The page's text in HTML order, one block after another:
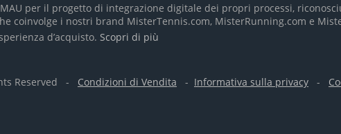
per il progetto di integrazione digitale dei propri processi,
coinvolge i nostri brand MisterTennis.com, MisterRunning.com e
d’acquisto. Scopri di più
Reserved - Condizioni di Vendita - Informativa sulla privacy -